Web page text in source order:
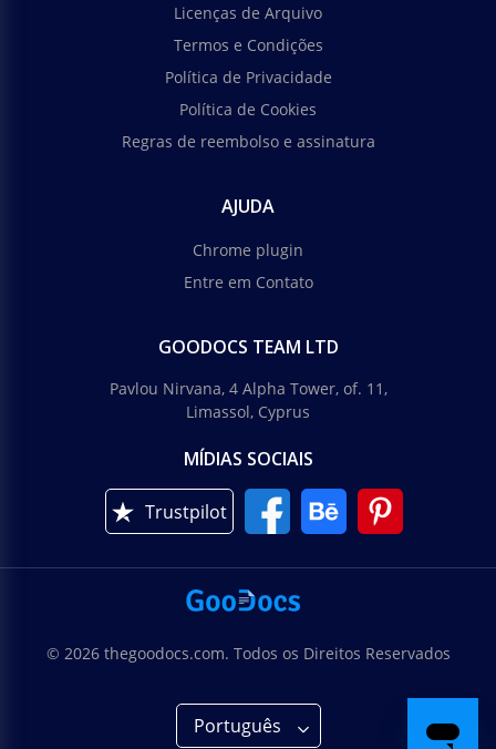
Licenças de Arquivo
Termos e Condições
Política de Privacidade
Política de Cookies
Regras de reembolso e assinatura
AJUDA
Chrome plugin
Entre em Contato
GOODOCS TEAM LTD
Pavlou Nirvana, 4 Alpha Tower, of. 11,
Limassol, Cyprus
MÍDIAS SOCIAIS
Trustpilot
© 2026 thegoodocs.com. Todos os Direitos Reservados
Português